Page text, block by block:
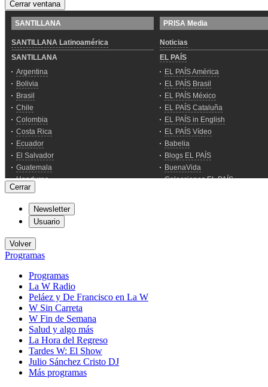
Cerrar ventana
Cerrar
Newsletter
Usuario
Volver
Programas
Programas
La W Radio
Peláez y De Francisco en La W
W Sin Carreta
W Fin de Semana
Salud y algo más
La Hora del Regreso
Tardes W: El Show
Julio Sánchez Cristo DJ
Más programas